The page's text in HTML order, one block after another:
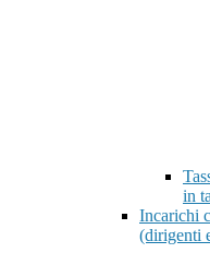
in
Incarichi
(dirigenti